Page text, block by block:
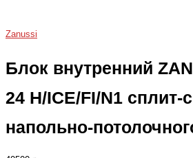
Zanussi
Блок внутренний
24 H/ICE/FI/N1 сплит-
напольно-